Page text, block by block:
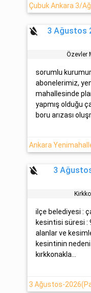
format_color_reset
3 Ağustos
Özevler
sorumlu
abonelerimiz,
mahallesinde
yapmış olduğu
boru arızası
format_color_reset
3
ilçe belediyesi :
kesintisi süresi :
alanlar ve
kesintinin
kırkkonakla...